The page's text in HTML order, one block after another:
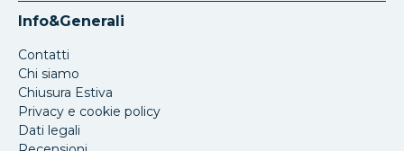
Info&Generali
Contatti
Chi siamo
Chiusura Estiva
Privacy e cookie policy
Dati legali